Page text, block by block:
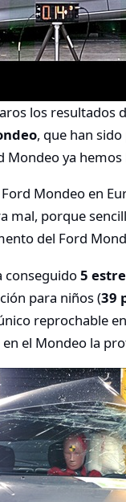
los resultados
, que han
Mondeo ya
Mondeo en
mal, porque
del Ford
conseguido5
para niños (39
reprochable
el Mondeo la